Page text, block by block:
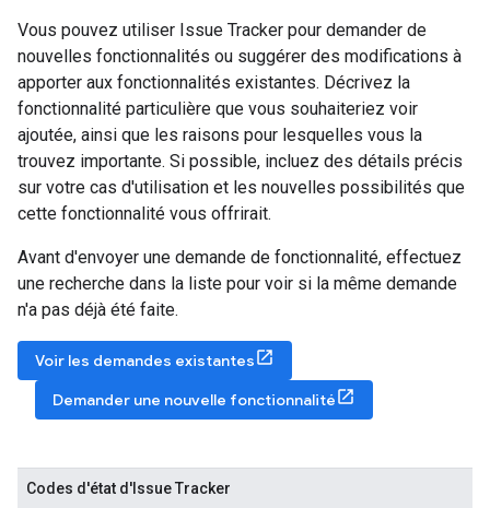
Vous pouvez utiliser Issue Tracker pour demander de
nouvelles fonctionnalités ou suggérer des modifications à
apporter aux fonctionnalités existantes. Décrivez la
fonctionnalité particulière que vous souhaiteriez voir
ajoutée, ainsi que les raisons pour lesquelles vous la
trouvez importante. Si possible, incluez des détails précis
sur votre cas d'utilisation et les nouvelles possibilités que
cette fonctionnalité vous offrirait.
Avant d'envoyer une demande de fonctionnalité, effectuez
une recherche dans la liste pour voir si la même demande
n'a pas déjà été faite.
Voir les demandes existantes
Demander une nouvelle fonctionnalité
Codes d'état d'Issue Tracker